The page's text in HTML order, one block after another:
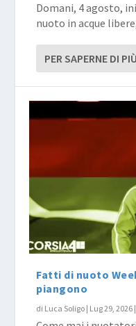
Domani, 4 agosto,
nuoto in acque
PER SAPERNE DI PIÙ
Fatti di nuoto
piangono
di Luca Soligo | Lug 29, 2026 |